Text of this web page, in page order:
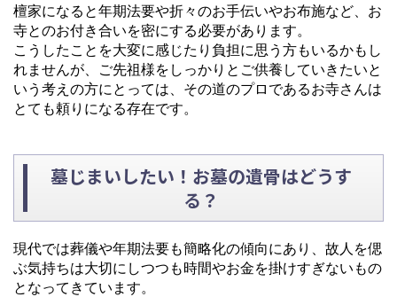
檀家になると年期法要や折々のお手伝いやお布施など、お
寺とのお付き合いを密にする必要があります。
こうしたことを大変に感じたり負担に思う方もいるかもし
れませんが、ご先祖様をしっかりとご供養していきたいと
いう考えの方にとっては、その道のプロであるお寺さんは
とても頼りになる存在です。
墓じまいしたい！お墓の遺骨はどうす
る？
現代では葬儀や年期法要も簡略化の傾向にあり、故人を偲
ぶ気持ちは大切にしつつも時間やお金を掛けすぎないもの
となってきています。